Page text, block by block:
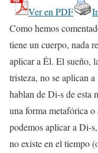
Ver en PDF
Como hemos
tiene un cuerpo, nada
aplicar a Él. El sueño,
tristeza, no se aplican
hablan de Di-s de esta
una forma metafórica
podemos aplicar a Di-
no existe en el tiempo